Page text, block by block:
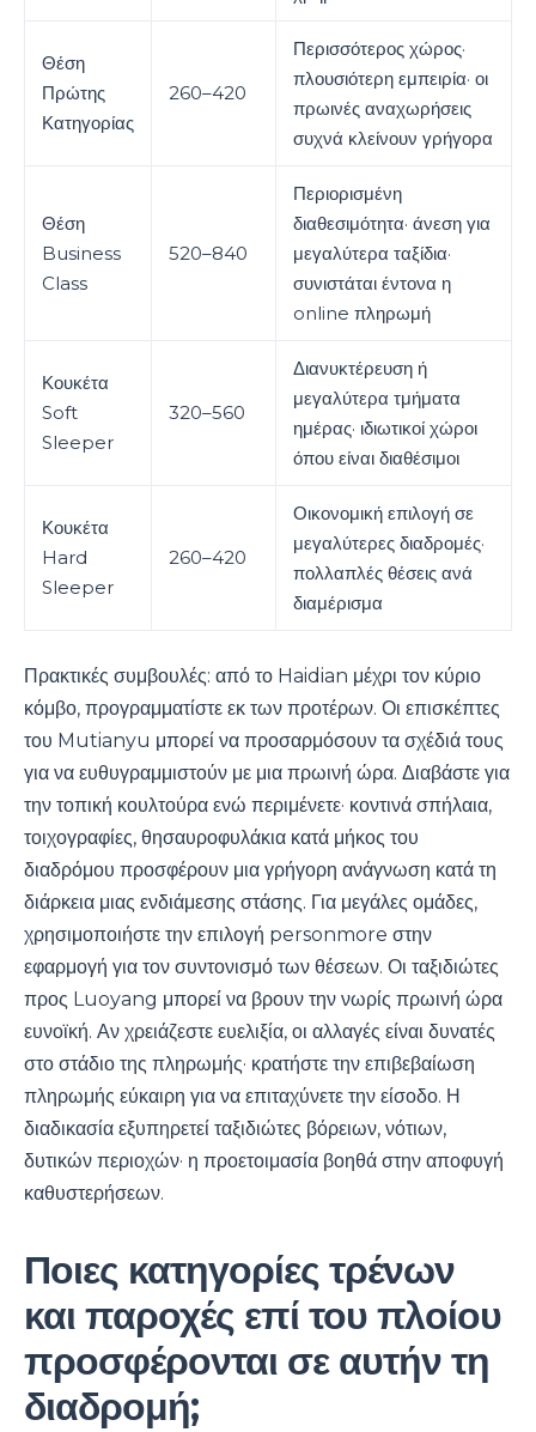
Θέση
Πρώτης
Κατηγορίας
260–420
Περισσότερος χώρος·
πλουσιότερη εμπειρία· οι
πρωινές αναχωρήσεις
συχνά κλείνουν γρήγορα
Θέση
Business
Class
520–840
Περιορισμένη
διαθεσιμότητα· άνεση για
μεγαλύτερα ταξίδια·
συνιστάται έντονα η
online πληρωμή
Κουκέτα
Soft
Sleeper
320–560
Διανυκτέρευση ή
μεγαλύτερα τμήματα
ημέρας· ιδιωτικοί χώροι
όπου είναι διαθέσιμοι
Κουκέτα
Hard
Sleeper
260–420
Οικονομική επιλογή σε
μεγαλύτερες διαδρομές·
πολλαπλές θέσεις ανά
διαμέρισμα
Πρακτικές συμβουλές: από το Haidian μέχρι τον κύριο
κόμβο, προγραμματίστε εκ των προτέρων. Οι επισκέπτες
του Mutianyu μπορεί να προσαρμόσουν τα σχέδιά τους
για να ευθυγραμμιστούν με μια πρωινή ώρα. Διαβάστε για
την τοπική κουλτούρα ενώ περιμένετε· κοντινά σπήλαια,
τοιχογραφίες, θησαυροφυλάκια κατά μήκος του
διαδρόμου προσφέρουν μια γρήγορη ανάγνωση κατά τη
διάρκεια μιας ενδιάμεσης στάσης. Για μεγάλες ομάδες,
χρησιμοποιήστε την επιλογή personmore στην
εφαρμογή για τον συντονισμό των θέσεων. Οι ταξιδιώτες
προς Luoyang μπορεί να βρουν την νωρίς πρωινή ώρα
ευνοϊκή. Αν χρειάζεστε ευελιξία, οι αλλαγές είναι δυνατές
στο στάδιο της πληρωμής· κρατήστε την επιβεβαίωση
πληρωμής εύκαιρη για να επιταχύνετε την είσοδο. Η
διαδικασία εξυπηρετεί ταξιδιώτες βόρειων, νότιων,
δυτικών περιοχών· η προετοιμασία βοηθά στην αποφυγή
καθυστερήσεων.
Ποιες κατηγορίες τρένων
και παροχές επί του πλοίου
προσφέρονται σε αυτήν τη
διαδρομή;